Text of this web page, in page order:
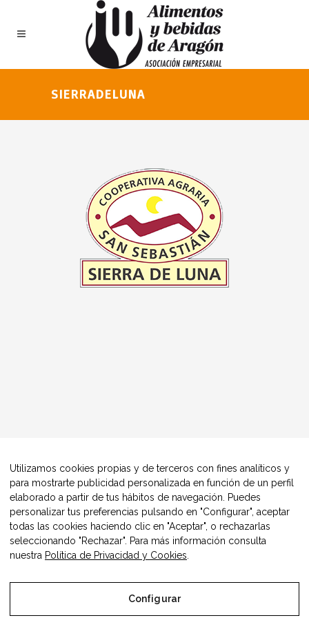
SIERRADELUNA
© Copyright Alimentos Made in Aragón y AIAA
Utilizamos cookies propias y de terceros con fines analíticos y
para mostrarte publicidad personalizada en función de un perfil
elaborado a partir de tus hábitos de navegación. Puedes
personalizar tus preferencias pulsando en "Configurar", aceptar
todas las cookies haciendo clic en "Aceptar", o rechazarlas
seleccionando "Rechazar". Para más información consulta
nuestra Política de Privacidad y Cookies
Configurar